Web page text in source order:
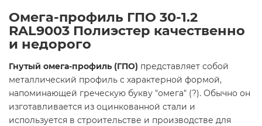
Омега-профиль ГПО 30-1.2
RAL9003 Полиэстер качественно
и недорого
Гнутый омега-профиль (ГПО) представляет собой
металлический профиль с характерной формой,
напоминающей греческую букву "омега" (?). Обычно он
изготавливается из оцинкованной стали и
используется в строительстве и производстве для